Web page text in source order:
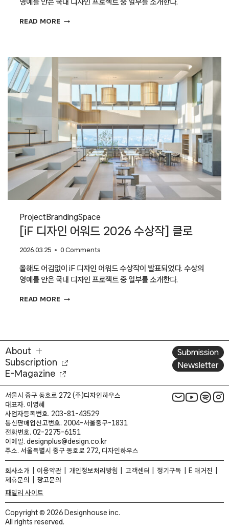
READ MORE [IF
수상작]
비상교육
ProjectBrandingSpace
[iF 디자인 어워드 2026 수상작] 클로
2026.03.25 0 Comments
올해도 어김없이 iF 디자인 어워드 수상작이 발표되었다. 수상의
영예를 안은 국내 디자인 프로젝트 중 일부를 소개한다.
READ MORE [IF
클로
About
Subscription
E-Magazine
Submission
Newsletter
서울시 중구 동호로 272 (주)디자인하우스
대표자. 이영혜
사업자등록번호. 203-81-43529
통신판매업신고번호. 2004-서울중구-1831
전화번호. 02-2275-6151
이메일. designplus@design.co.kr
주소. 서울특별시 중구 동호로 272, 디자인하우스
회사소개 이용약관 개인정보처리방침 고객센터 정기구독
E 매거진
제휴문의
광고문의
패밀리 사이트
Copyright © 2026 Designhouse inc.
All rights reserved.